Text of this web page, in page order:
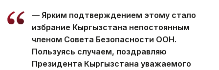
— Ярким подтверждением этому стало
избрание Кыргызстана непостоянным
членом Совета Безопасности ООН.
Пользуясь случаем, поздравляю
Президента Кыргызстана уважаемого